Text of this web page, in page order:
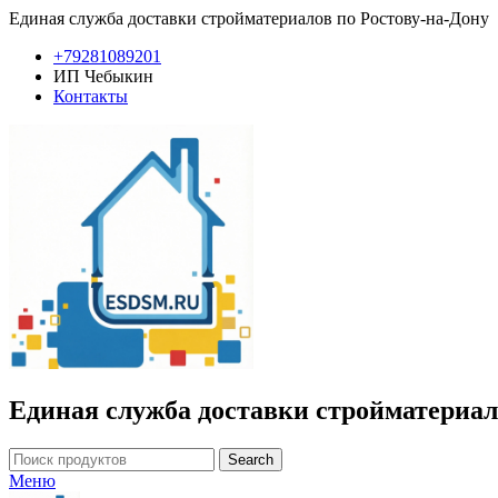
Единая служба доставки стройматериалов по Ростову-на-Дону
+79281089201
ИП Чебыкин
Контакты
Единая служба доставки
Search
Меню